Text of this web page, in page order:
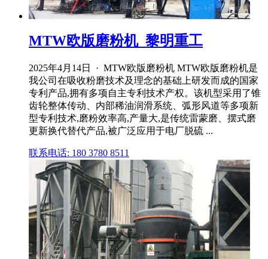
MTW欧版磨粉机_黎明重工
2025年4月14日 · MTW欧版磨粉机 MTW欧版磨粉机是
我公司在吸收粉磨技术及理念的基础上研发而成的国家
专利产品,拥有多项自主专利技术产权。该机型采用了锥
齿轮整体传动、内部稀油润滑系统、弧形风道等多项新
型专利技术,磨粉效率高,产量大,是传统雷蒙磨、摆式磨
更新换代替代产品,被广泛应用于电厂脱硫 ...
联系电话: 180 3780 8511